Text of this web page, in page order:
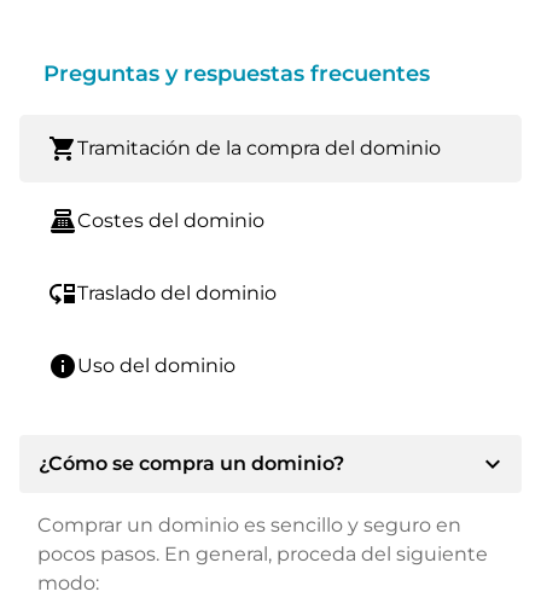
Preguntas y respuestas frecuentes
shopping_cartTramitación de la compra del dominio
point_of_saleCostes del dominio
move_downTraslado del dominio
infoUso del dominio
¿Cómo se compra un dominio? expand_more
Comprar un dominio es sencillo y seguro en
pocos pasos. En general, proceda del siguiente
modo: